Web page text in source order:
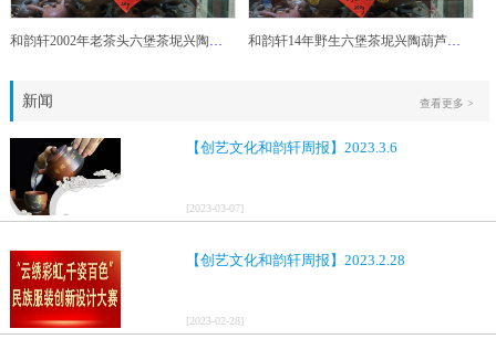
和韵轩2002年老茶头六堡茶坭兴陶葫芦茶罐 和韵轩14年野生六堡茶坭兴陶葫芦茶罐
新闻
【创艺文化和韵轩周报】2023.3.6
[2023-03-07]
【创艺文化和韵轩周报】2023.2.28
[2023-02-28]
查看更多 >